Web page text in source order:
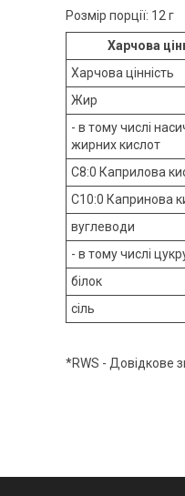
Розмір порції: 12 г
Харчова
Харчова цінність
Жир
- в тому числі
жирних кислот
C8:0 Каприлова
C10:0 Капринова
вуглеводи
- в тому числі
білок
сіль
*RWS - Довідкове